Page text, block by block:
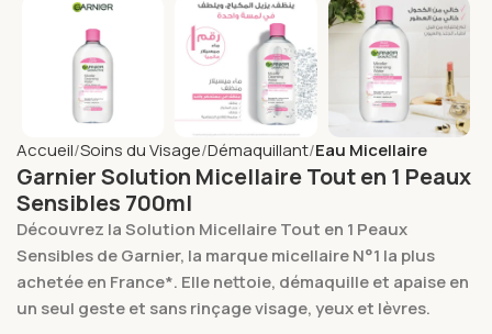
Accueil Soins du Visage Démaquillant Eau Micellaire
Garnier Solution Micellaire Tout en 1 Peaux
Sensibles 700ml
Découvrez la Solution Micellaire Tout en 1 Peaux
Sensibles de Garnier, la marque micellaire N°1 la plus
achetée en France*. Elle nettoie, démaquille et apaise en
un seul geste et sans rinçage visage, yeux et lèvres.